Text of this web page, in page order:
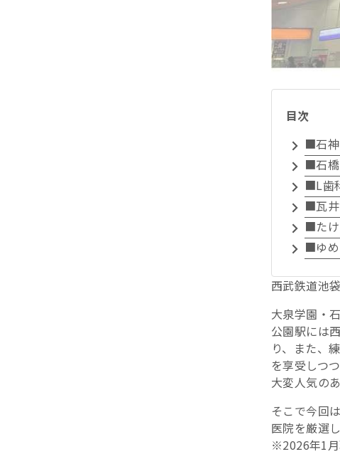
目次
■石
■石
■L歯
■瓦
■た
■ゆ
西武鉄道池
大泉学園・
公園駅には
り、また、
を享受しつ
大変人気の
そこで今回
医院を厳選
※2026年1月